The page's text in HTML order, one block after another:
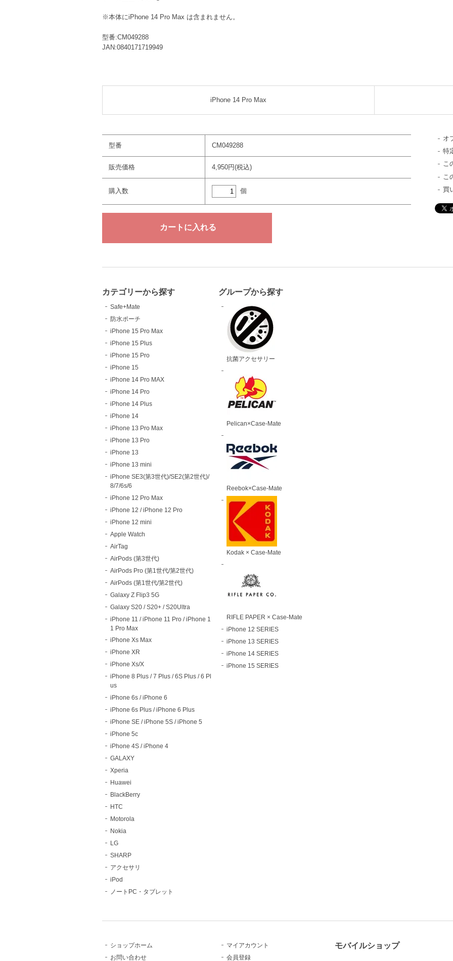
※本体にiPhone 14 Pro Max は含まれません。
型番:CM049288
JAN:0840171719949
iPhone 14 Pro Max
型番 CM049288
販売価格 4,950円(税込)
購入数 個
オ
特
こ
こ
買
カテゴリーから探す
Safe+Mate
防水ポーチ
iPhone 15 Pro Max
iPhone 15 Plus
iPhone 15 Pro
iPhone 15
iPhone 14 Pro MAX
iPhone 14 Pro
iPhone 14 Plus
iPhone 14
iPhone 13 Pro Max
iPhone 13 Pro
iPhone 13
iPhone 13 mini
iPhone SE3(第3世代)/SE2(第2世代)/
8/7/6s/6
iPhone 12 Pro Max
iPhone 12 / iPhone 12 Pro
iPhone 12 mini
Apple Watch
AirTag
AirPods (第3世代)
AirPods Pro (第1世代/第2世代)
AirPods (第1世代/第2世代)
Galaxy Z Flip3 5G
Galaxy S20 / S20+ / S20Ultra
iPhone 11 / iPhone 11 Pro / iPhone 1
1 Pro Max
iPhone Xs Max
iPhone XR
iPhone Xs/X
iPhone 8 Plus / 7 Plus / 6S Plus / 6 Pl
us
iPhone 6s / iPhone 6
iPhone 6s Plus / iPhone 6 Plus
iPhone SE / iPhone 5S / iPhone 5
iPhone 5c
iPhone 4S / iPhone 4
GALAXY
Xperia
Huawei
BlackBerry
HTC
Motorola
Nokia
LG
SHARP
アクセサリ
iPod
ノートPC・タブレット
グループから探す
抗菌アクセサリー
Pelican×Case-Mate
Reebok×Case-Mate
Kodak × Case-Mate
RIFLE PAPER × Case-Mate
iPhone 12 SERIES
iPhone 13 SERIES
iPhone 14 SERIES
iPhone 15 SERIES
ショップホーム
お問い合わせ
マイアカウント
会員登録
モバイルショップ